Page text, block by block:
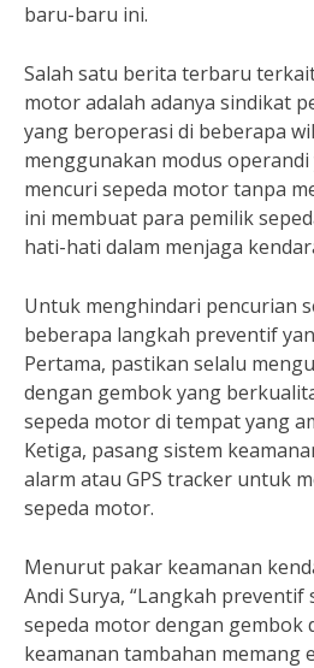
baru-baru ini.
Salah satu berita terbaru
motor adalah adanya sindikat
yang beroperasi di beberapa
menggunakan modus
mencuri sepeda motor tanpa
ini membuat para pemilik
hati-hati dalam menjaga
Untuk menghindari pencurian
beberapa langkah preventif
Pertama, pastikan selalu
dengan gembok yang
sepeda motor di tempat yang
Ketiga, pasang sistem
alarm atau GPS tracker untuk
sepeda motor.
Menurut pakar keamanan
Andi Surya, “Langkah
sepeda motor dengan gembok
keamanan tambahan memang